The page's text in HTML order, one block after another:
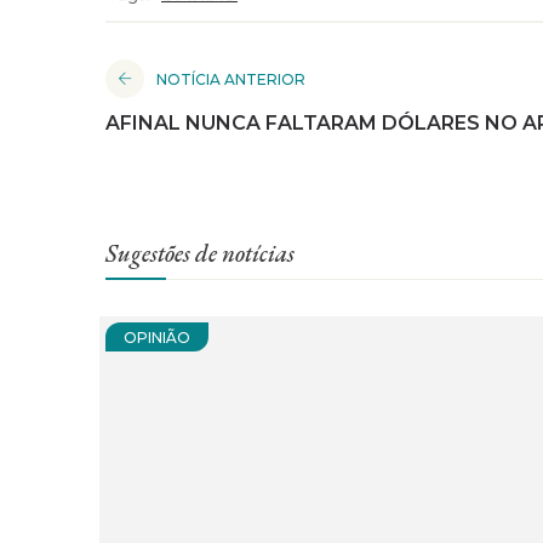
NOTÍCIA ANTERIOR
AFINAL NUNCA FALTARAM DÓLARES NO
Sugestões de notícias
OPINIÃO